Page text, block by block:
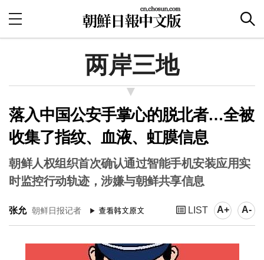
两岸三地
落入中国公安手掌心的脱北者…全被
收集了指纹、血液、虹膜信息
朝鲜人权组织首次确认通过智能手机安装应用实
时监控行动轨迹，涉嫌与朝鲜共享信息
张允 朝鲜日报记者 LIST A+ A-